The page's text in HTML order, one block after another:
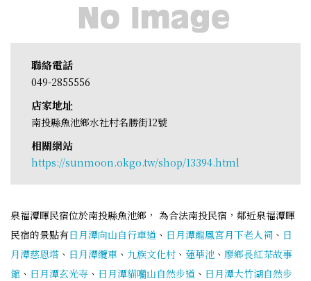
聯絡電話
049-2855556
店家地址
南投縣魚池鄉水社村名勝街12號
相關網站
https://sunmoon.okgo.tw/shop/13394.html
泉福潭暉民宿位於南投縣魚池鄉， 為合法南投民宿，鄰近泉福潭暉
民宿的景點有日月潭向山自行車道 、 日月潭龍鳳宮月下老人祠 、 日
月潭慈恩塔 、 日月潭纜車 、 九族文化村 、 蓮華池 、 廖鄉長紅茶故事
館 、 日月潭玄光寺 、 日月潭貓囒山自然步道 、 日月潭大竹湖自然步